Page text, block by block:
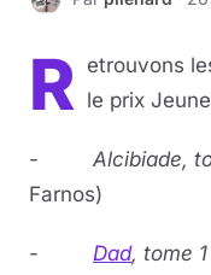
R etrouvons
le prix
- Alcibiade,
Farnos)
- Dad, tome 1